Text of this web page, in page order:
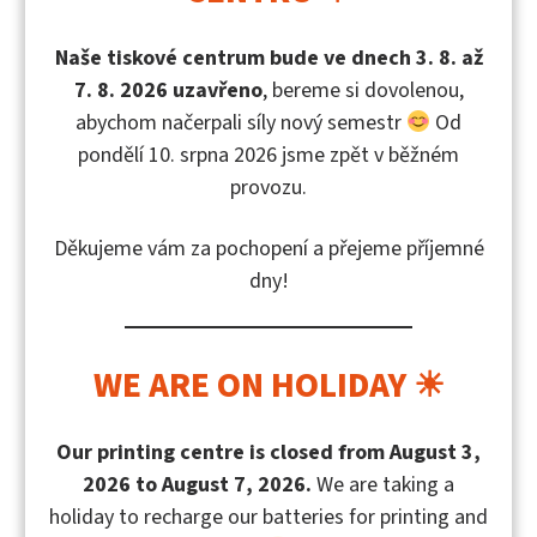
Filtrovat podle jazyku
Edice Filologie(4)
Naše tiskové centrum bude ve dnech 3. 8. až
7. 8. 2026 uzavřeno, bereme si dovolenou,
abychom načerpali síly nový semestr
Od
pondělí 10. srpna 2026 jsme zpět v běžném
provozu.
Děkujeme vám za pochopení a přejeme příjemné
dny!
WE ARE ON HOLIDAY ☀
Our printing centre is closed from August 3,
2026 to August 7, 2026. We are taking a
holiday to recharge our batteries for printing and